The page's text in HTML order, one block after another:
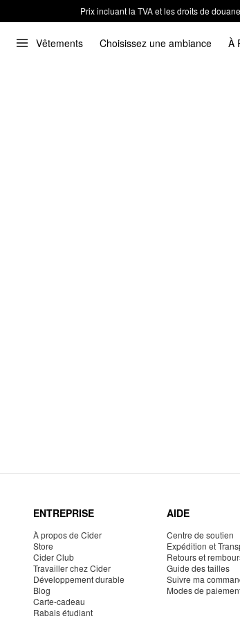
Prix incluant la TVA et les droits de
Vêtements Choisissez une ambiance À
ENTREPRISE
À propos de Cider
Store
Cider Club
Travailler chez Cider
Développement durable
Blog
Carte-cadeau
Rabais étudiant
AIDE
Centre de soutien
Expédition et
Retours et
Guide des tailles
Suivre ma
Modes de